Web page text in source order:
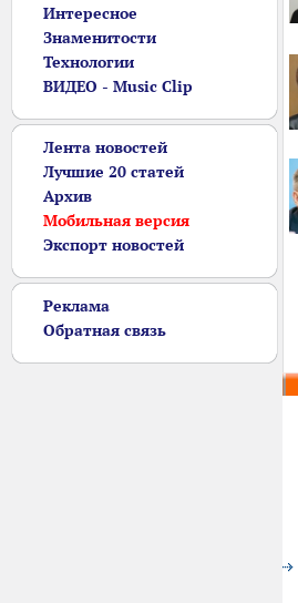
Интересное
Знаменитости
Технологии
ВИДЕО - Music Clip
Лента новостей
Лучшие 20 статей
Архив
Мобильная версия
Экспорт новостей
Реклама
Обратная связь